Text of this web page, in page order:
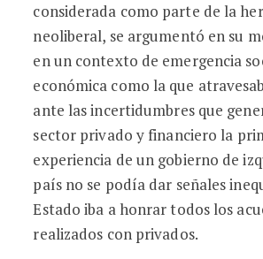
considerada como parte de la
neoliberal, se argumentó en su
en un contexto de emergencia
económica como la que
ante las incertidumbres que
sector privado y financiero la
experiencia de un gobierno de
país no se podía dar señales
Estado iba a honrar todos los
realizados con privados.